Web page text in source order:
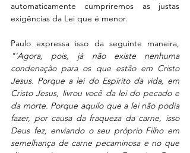
automaticamente cumpriremos as justas
exigências da Lei que é menor.
"'Agora, pois, já não existe nenhuma
condenação para os que estão em Cristo
Jesus. Porque a lei do Espírito da vida, em
Cristo Jesus, livrou você da lei do pecado e
da morte. Porque aquilo que a lei não podia
fazer, por causa da fraqueza da carne, isso
Deus fez, enviando o seu próprio Filho em
semelhança de carne pecaminosa e no que